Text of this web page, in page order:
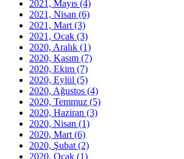
2021, Mayıs (4)
2021, Nisan (6)
2021, Mart (3)
2021, Ocak (3)
2020, Aralık (1)
2020, Kasım (7)
2020, Ekim (7)
2020, Eylül (5)
2020, Ağustos (4)
2020, Temmuz (5)
2020, Haziran (3)
2020, Nisan (1)
2020, Mart (6)
2020, Şubat (2)
2020, Ocak (1)